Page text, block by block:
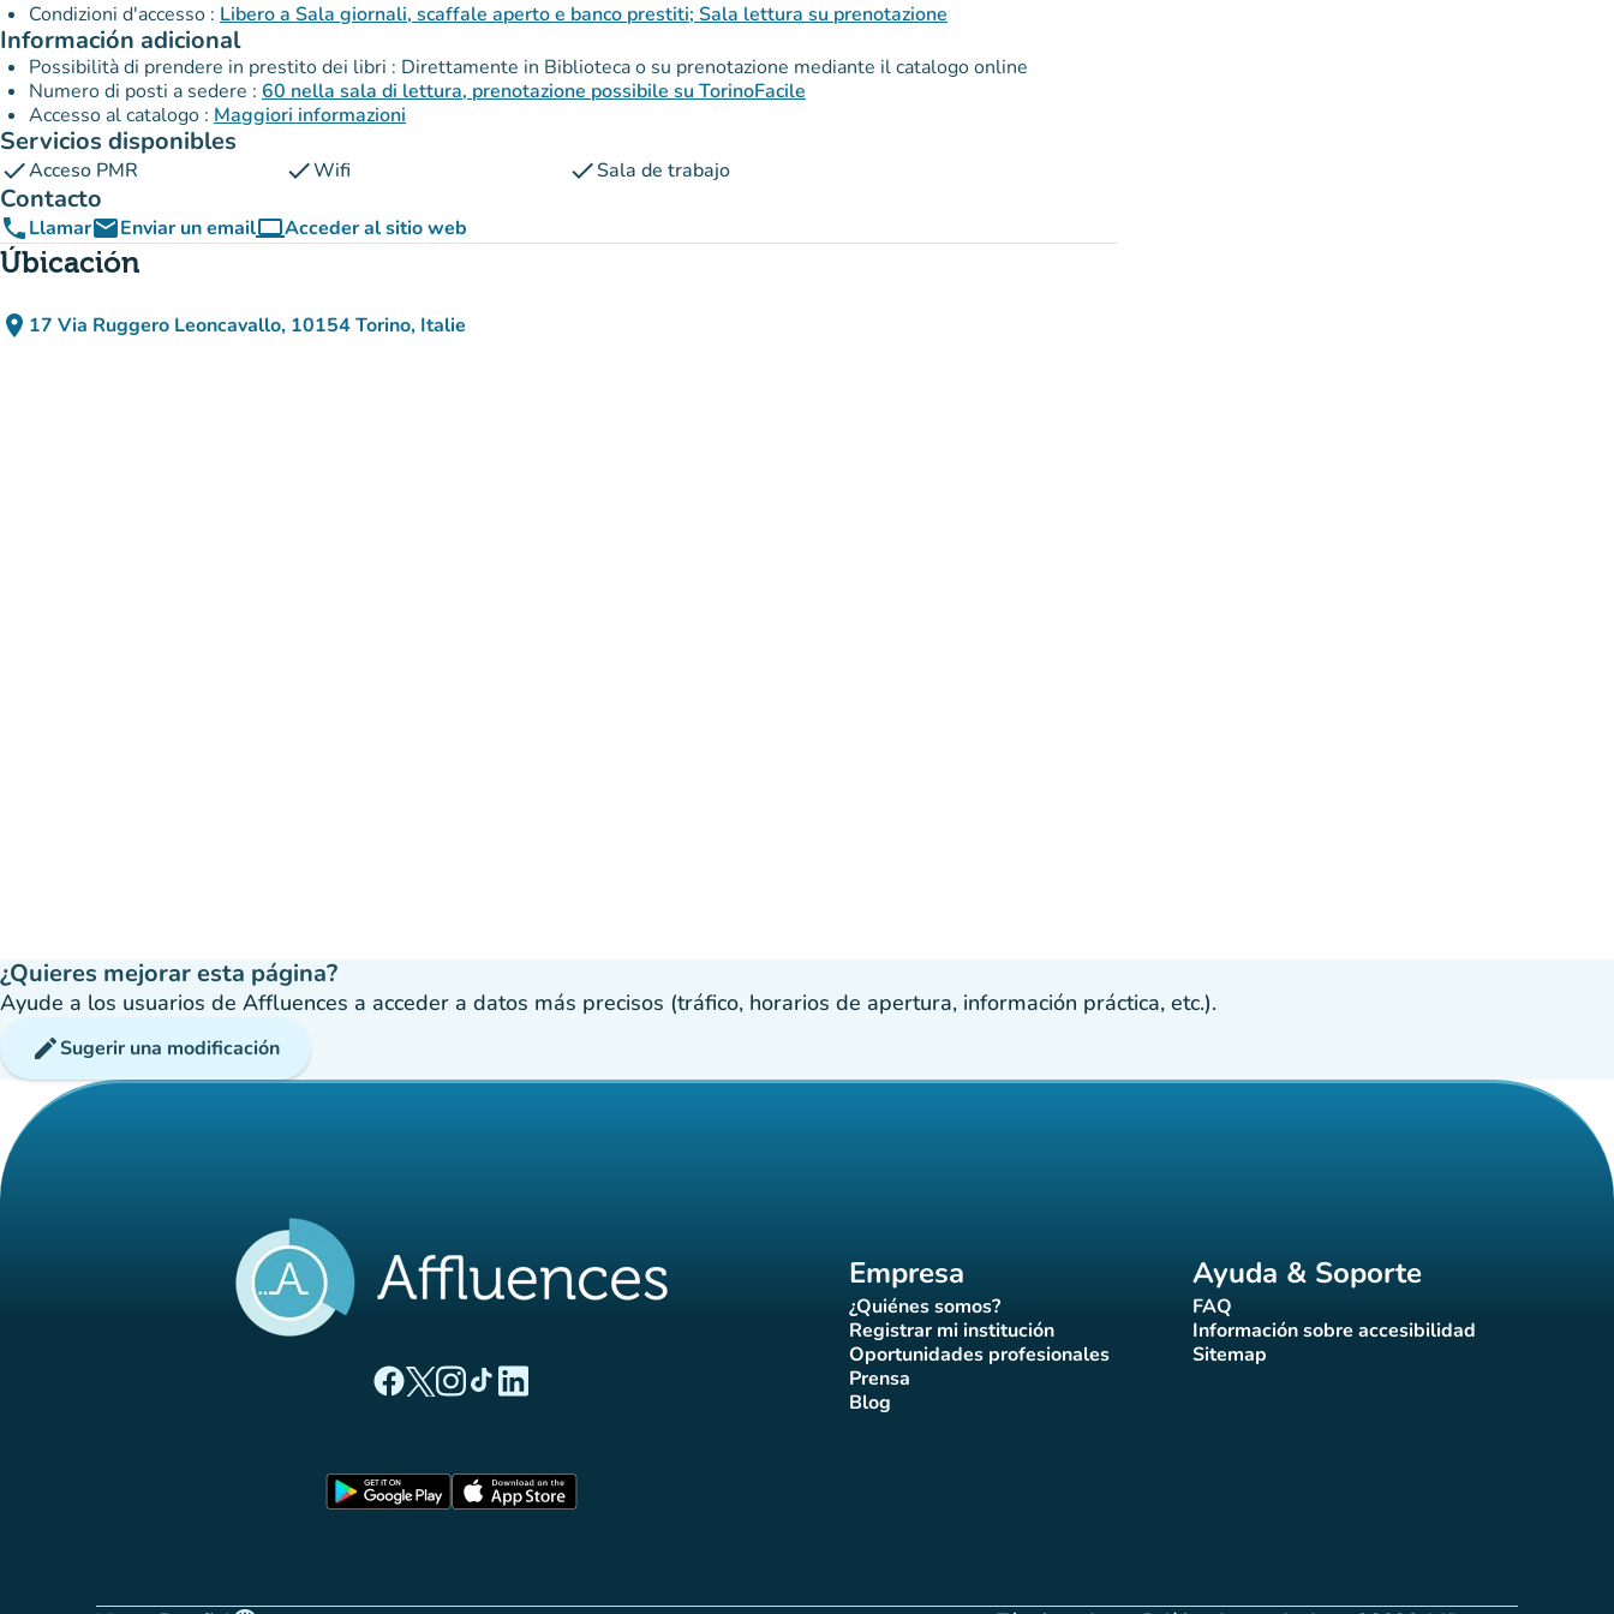
Condizioni d'accesso : Libero a Sala giornali, scaffale aperto e banco prestiti; Sala lettura su prenotazione
Información adicional
Possibilità di prendere in prestito dei libri : Direttamente in Biblioteca o su prenotazione mediante il catalogo online
Numero di posti a sedere : 60 nella sala di lettura, prenotazione possibile su TorinoFacile
Accesso al catalogo : Maggiori informazioni
Servicios disponibles
checkAcceso PMR checkWifi checkSala de trabajo
Contacto
phoneLlamaremailEnviar un emailcomputerAcceder al sitio web
(nueva pestaña)
Úbicación
place 17 Via Ruggero Leoncavallo, 10154 Torino, Italie
(abrir en Google Maps)
(nueva pestaña)
¿Quieres mejorar esta página?
Ayude a los usuarios de Affluences a acceder a datos más precisos (tráfico, horarios de apertura, información práctica, etc.).
editSugerir una modificación
(nueva pestaña)
(nueva pestaña)
(nueva pestaña)
(nueva pestaña)
(nueva pestaña)
Empresa
¿Quiénes somos?
(nueva pestaña)
Registrar mi institución
(nueva pestaña)
Oportunidades profesionales
(nueva pestaña)
Prensa(nueva pestaña)
Blog(nueva pestaña)
Ayuda & Soporte
FAQ(nueva pestaña)
Información sobre accesibilidad
(nueva pestaña)
Sitemap(nueva pestaña)